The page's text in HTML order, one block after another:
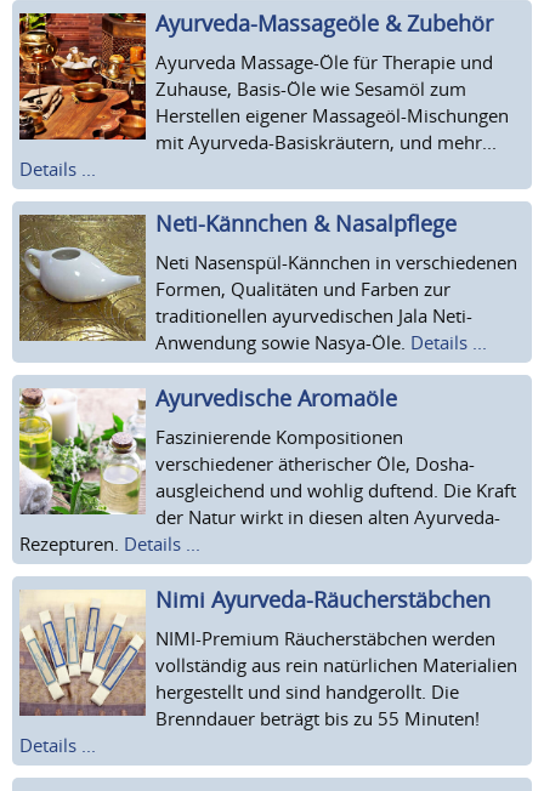
Ayurveda-Massageöle & Zubehör
Ayurveda Massage-Öle für Therapie und
Zuhause, Basis-Öle wie Sesamöl zum
Herstellen eigener Massageöl-Mischungen
mit Ayurveda-Basiskräutern, und mehr...
Details ...
Neti-Kännchen & Nasalpflege
Neti Nasenspül-Kännchen in verschiedenen
Formen, Qualitäten und Farben zur
traditionellen ayurvedischen Jala Neti-
Anwendung sowie Nasya-Öle. Details ...
Ayurvedische Aromaöle
Faszinierende Kompositionen
verschiedener ätherischer Öle, Dosha-
ausgleichend und wohlig duftend. Die Kraft
der Natur wirkt in diesen alten Ayurveda-
Rezepturen. Details ...
Nimi Ayurveda-Räucherstäbchen
NIMI-Premium Räucherstäbchen werden
vollständig aus rein natürlichen Materialien
hergestellt und sind handgerollt. Die
Brenndauer beträgt bis zu 55 Minuten!
Details ...